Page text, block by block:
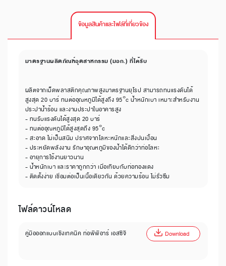
ข้อมูลสินค้าและไฟล์ที่เกี่ยวข้อง
มาตรฐานผลิตภัณฑ์อุตสาหกรรม (มอก.) ที่ได้รับ
ผลิตจากเม็ดพลาสติกคุณภาพสูงมาตรฐานยุโรป สามารถทนแรงดันได้
สูงสุด 20 บาร์ ทนต่ออุณหภูมิได้สูงถึง 95°c น้ำหนักเบา เหมาะสำหรับงาน
ประปาน้ำร้อน และงานประปาในอาคารสูง
- ทนรับแรงดันได้สูงสุด 20 บาร์
- ทนต่ออุณหภูมิได้สูงสุดถึง 95°c
- สะอาด ไม่เป็นสนิม ปราศจากโลหะหนักและสิ่งปนเปื้อน
- ประหยัดพลังงาน รักษาอุณหภูมิของน้ำได้ดีกว่าท่อโลหะ
- อายุการใช้งานยาวนาน
- น้ำหนักเบา และราคาถูกกว่า เมื่อเทียบกับท่อทองแดง
- ติดตั้งง่าย เชื่อมต่อเป็นเนื้อเดียวกัน ด้วยความร้อน ไม่รั่วซึม
ไฟล์ดาวน์โหลด
คู่มือออกแบบเชิงเทคนิค ท่อพีพีอาร์ เอสซีจี Download